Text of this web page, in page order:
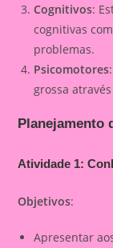
Cognitivos:
cognitivas
problemas.
Psicomotores
grossa
Planejamento
Atividade 1:
Objetivos:
Apresentar